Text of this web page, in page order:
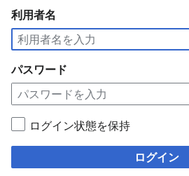
利用者名
パスワード
ログイン状態を保持
ログイン